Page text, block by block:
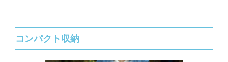
コンパクト収納